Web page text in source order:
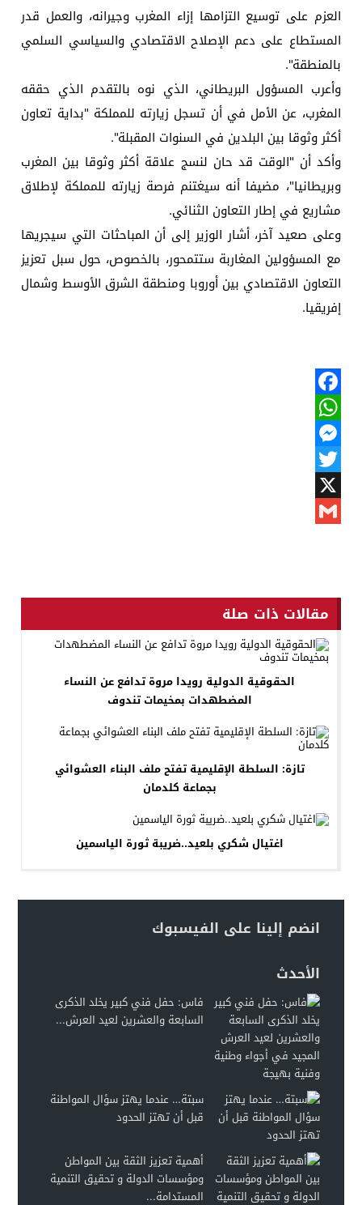
العزم على توسيع التزامها إزاء المغرب وجيرانه، والعمل قدر
المستطاع على دعم الإصلاح الاقتصادي والسياسي السلمي
بالمنطقة".
وأعرب المسؤول البريطاني، الذي نوه بالتقدم الذي حققه
المغرب، عن الأمل في أن تسجل زيارته للمملكة "بداية تعاون
أكثر وثوقا بين البلدين في السنوات المقبلة".
وأكد أن "الوقت قد حان لنسج علاقة أكثر وثوقا بين المغرب
وبريطانيا"، مضيفا أنه سيغتنم فرصة زيارته للمملكة لإطلاق
مشاريع في إطار التعاون الثنائي.
وعلى صعيد آخر، أشار الوزير إلى أن المباحثات التي سيجريها
مع المسؤولين المغاربة ستتمحور، بالخصوص، حول سبل تعزيز
التعاون الاقتصادي بين أوروبا ومنطقة الشرق الأوسط وشمال
إفريقيا.
Facebook
WhatsApp
Messenger
Twitter
X
مقالات ذات صلة
الحقوقية الدولية رويدا مروة تدافع عن النساء
المضطهدات بمخيمات تندوف
تازة: السلطة الإقليمية تفتح ملف البناء العشوائي
بجماعة كلدمان
اغتيال شكري بلعيد..ضريبة ثورة الياسمين
انضم إلينا على الفيسبوك
الأحدث
فاس: حفل فني كبير يخلد الذكرى
السابعة والعشرين لعيد العرش...
سبتة… عندما يهتز سؤال المواطنة
قبل أن تهتز الحدود
أهمية تعزيز الثقة بين المواطن
ومؤسسات الدولة و تحقيق التنمية
المستدامة...